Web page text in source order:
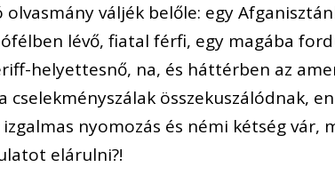
váljék belőle: egy
lévő, fiatal férfi, egy magába
helyettesnő, na, és háttérben az
cselekményszálak összekuszálódnak,
nyomozás és némi kétség vár,
elárulni?!